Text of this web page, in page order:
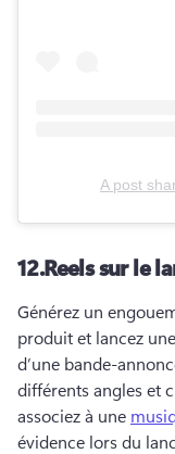
A post
12.Reels sur le
Générez un
produit et lancez
d’une bande-
différents angles et
associez à une
évidence lors du